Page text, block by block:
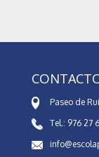
Paseo de
Tel.: 976 27